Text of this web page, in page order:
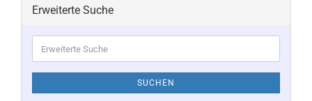
Erweiterte Suche
Suche
SUCHEN